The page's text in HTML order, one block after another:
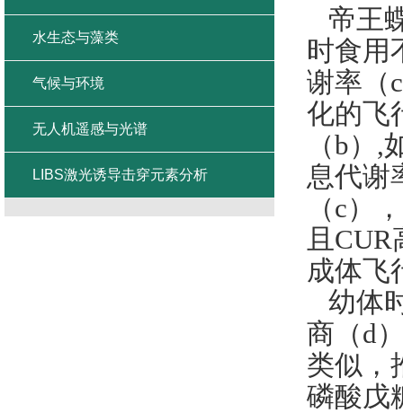
帝王
时食用
谢率（c
化的飞
（b）,
息代谢
（c）
且CUR
成体飞
幼体
商（d
类似，
磷酸戊
水生态与藻类
气候与环境
无人机遥感与光谱
LIBS激光诱导击穿元素分析